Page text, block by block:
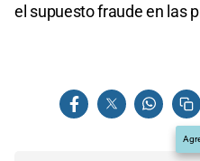
el supuesto fraude en las